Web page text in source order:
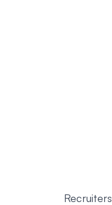
Recruiters